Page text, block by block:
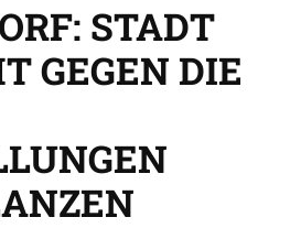
STADT
GEGEN DIE